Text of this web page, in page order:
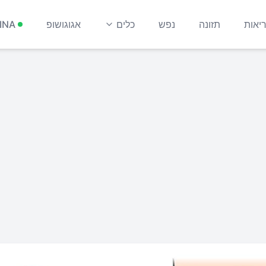
תזונה נפש כלים אגוגושופ